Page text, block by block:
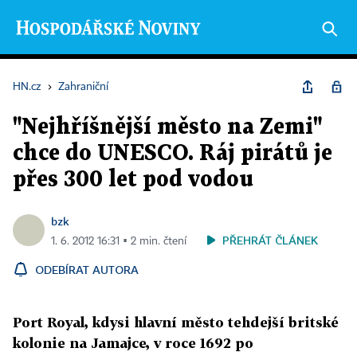
HN.cz › Zahraniční
"Nejhříšnější město na Zemi"
chce do UNESCO. Ráj pirátů je
přes 300 let pod vodou
bzk
1. 6. 2012 16:31 ▪ 2 min. čtení PŘEHRÁT ČLÁNEK
ODEBÍRAT AUTORA
Port Royal, kdysi hlavní město tehdejší britské
kolonie na Jamajce, v roce 1692 po